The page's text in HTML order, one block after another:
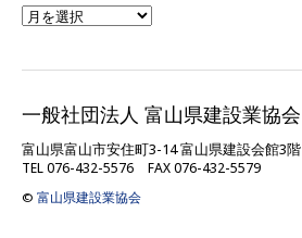
Back
Number（過
事）
一般社団法人 富山県建設業協会
富山県富山市安住町3-14 富山県建設会館3階
TEL 076-432-5576 FAX 076-432-5579
© 富山県建設業協会